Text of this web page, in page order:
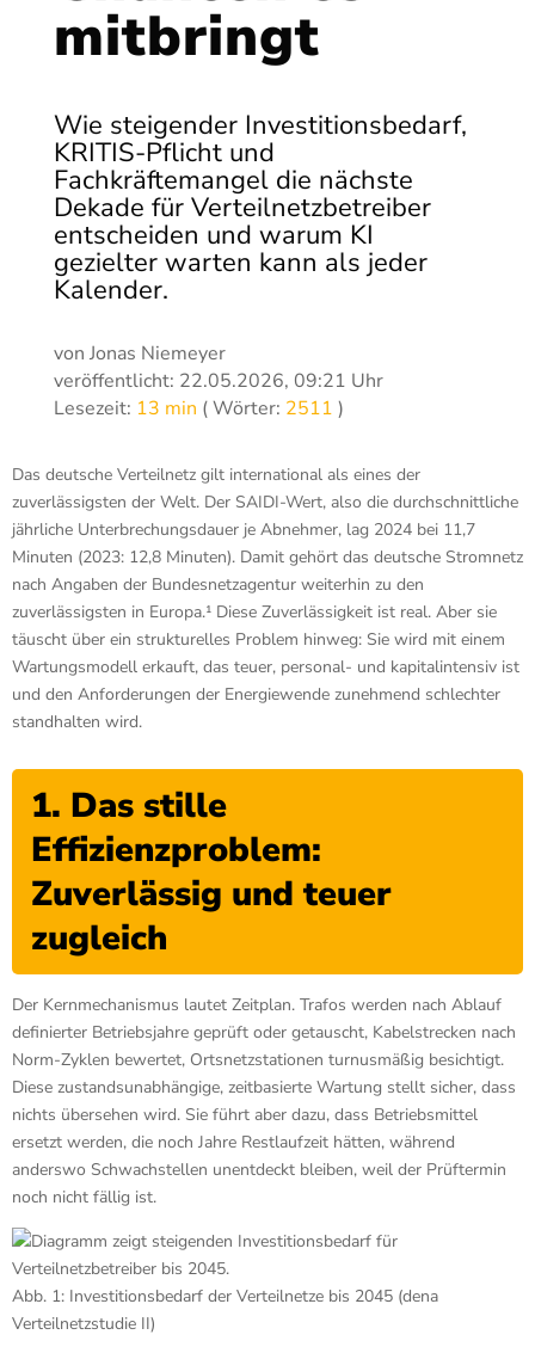
mitbringt
Wie steigender Investitionsbedarf,
KRITIS-Pflicht und
Fachkräftemangel die nächste
Dekade für Verteilnetzbetreiber
entscheiden und warum KI
gezielter warten kann als jeder
Kalender.
von Jonas Niemeyer
veröffentlicht: 22.05.2026, 09:21 Uhr
Lesezeit: 13 min ( Wörter: 2511 )
Das deutsche Verteilnetz gilt international als eines der
zuverlässigsten der Welt. Der SAIDI-Wert, also die durchschnittliche
jährliche Unterbrechungsdauer je Abnehmer, lag 2024 bei 11,7
Minuten (2023: 12,8 Minuten). Damit gehört das deutsche Stromnetz
nach Angaben der Bundesnetzagentur weiterhin zu den
zuverlässigsten in Europa.¹ Diese Zuverlässigkeit ist real. Aber sie
täuscht über ein strukturelles Problem hinweg: Sie wird mit einem
Wartungsmodell erkauft, das teuer, personal- und kapitalintensiv ist
und den Anforderungen der Energiewende zunehmend schlechter
standhalten wird.
1. Das stille
Effizienzproblem:
Zuverlässig und teuer
zugleich
Der Kernmechanismus lautet Zeitplan. Trafos werden nach Ablauf
definierter Betriebsjahre geprüft oder getauscht, Kabelstrecken nach
Norm-Zyklen bewertet, Ortsnetzstationen turnusmäßig besichtigt.
Diese zustandsunabhängige, zeitbasierte Wartung stellt sicher, dass
nichts übersehen wird. Sie führt aber dazu, dass Betriebsmittel
ersetzt werden, die noch Jahre Restlaufzeit hätten, während
anderswo Schwachstellen unentdeckt bleiben, weil der Prüftermin
noch nicht fällig ist.
Abb. 1: Investitionsbedarf der Verteilnetze bis 2045 (dena
Verteilnetzstudie II)